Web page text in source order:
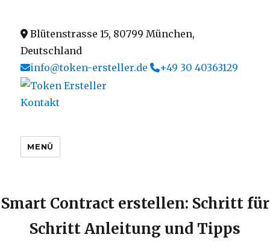
Blütenstrasse 15, 80799 München,
Deutschland
info@token-ersteller.de
+49 30 40363129
Kontakt
MENÜ
Smart Contract erstellen: Schritt für
Schritt Anleitung und Tipps